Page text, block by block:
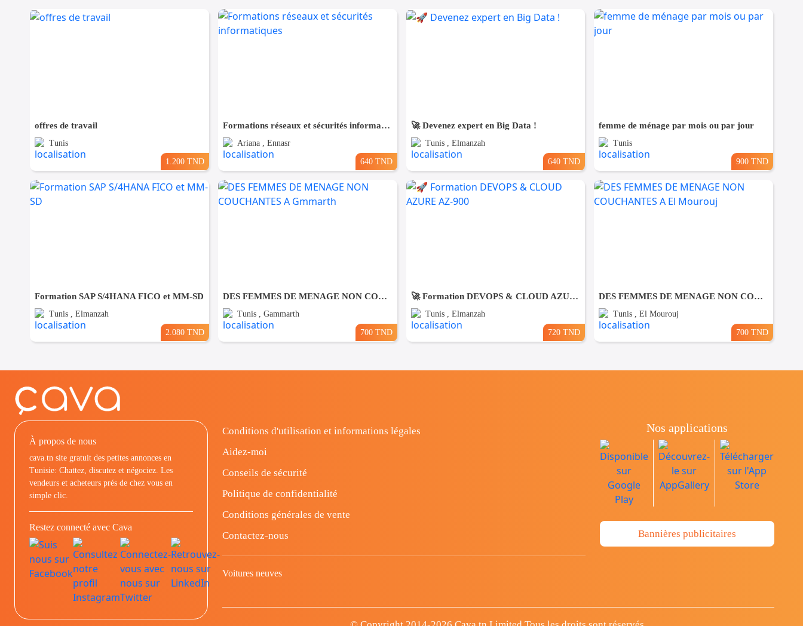
offres de travail
Tunis
1.200 TND
Formations réseaux et sécurités informatiques
Ariana , Ennasr
640 TND
🚀 Devenez expert en Big Data !
Tunis , Elmanzah
640 TND
femme de ménage par mois ou par jour
Tunis
900 TND
Formation SAP S/4HANA FICO et MM-SD
Tunis , Elmanzah
2.080 TND
DES FEMMES DE MENAGE NON COUCHANTES A Gmmarth
Tunis , Gammarth
700 TND
🚀 Formation DEVOPS & CLOUD AZURE AZ-900
Tunis , Elmanzah
720 TND
DES FEMMES DE MENAGE NON COUCHANTES A El Mourouj
Tunis , El Mourouj
700 TND
À propos de nous
cava.tn site gratuit des petites annonces en
Tunisie: Chattez, discutez et négociez. Les
vendeurs et acheteurs prés de chez vous en
simple clic.
Restez connecté avec Cava
Conditions d'utilisation et informations légales
Aidez-moi
Conseils de sécurité
Politique de confidentialité
Conditions générales de vente
Contactez-nous
Voitures neuves
Nos applications
Bannières publicitaires